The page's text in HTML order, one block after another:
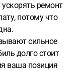
ремонт
потому что
сильное
долго стоит
ваша позиция